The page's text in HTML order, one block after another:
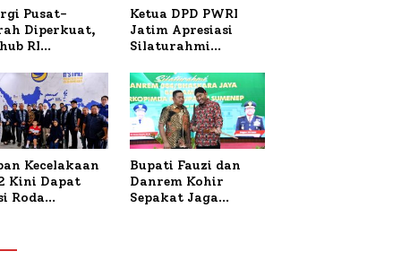
Pusat-
Diperkuat,
RI
Bahas
KM
Sentosa II
Ketua DPD PWRI
Jatim Apresiasi
Silaturahmi
dan PWRI, Sebut
Kemitraan Ideal
Polri-Pers
Kecelakaan
Kini Dapat
Roda
Bupati Fauzi dan
Danrem Kohir
Sepakat Jaga